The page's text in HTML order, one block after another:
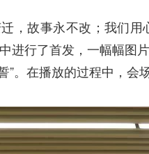
，故事永不改；我们
进行了首发 ，一幅幅图
。在播放的过程中，会